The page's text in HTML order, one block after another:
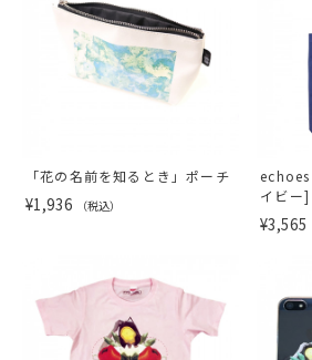
「花の名前を知るとき」ポーチ
¥1,936 （税込）
イビー]
¥3,565